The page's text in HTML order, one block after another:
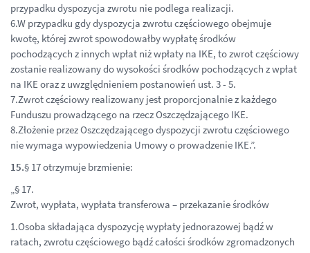
przypadku dyspozycja zwrotu nie podlega realizacji.
6.W przypadku gdy dyspozycja zwrotu częściowego obejmuje
kwotę, której zwrot spowodowałby wypłatę środków
pochodzących z innych wpłat niż wpłaty na IKE, to zwrot częściowy
zostanie realizowany do wysokości środków pochodzących z wpłat
na IKE oraz z uwzględnieniem postanowień ust. 3 - 5.
7.Zwrot częściowy realizowany jest proporcjonalnie z każdego
Funduszu prowadzącego na rzecz Oszczędzającego IKE.
8.Złożenie przez Oszczędzającego dyspozycji zwrotu częściowego
nie wymaga wypowiedzenia Umowy o prowadzenie IKE.”.
15.§ 17 otrzymuje brzmienie:
„§ 17.
Zwrot, wypłata, wypłata transferowa – przekazanie środków
1.Osoba składająca dyspozycję wypłaty jednorazowej bądź w
ratach, zwrotu częściowego bądź całości środków zgromadzonych